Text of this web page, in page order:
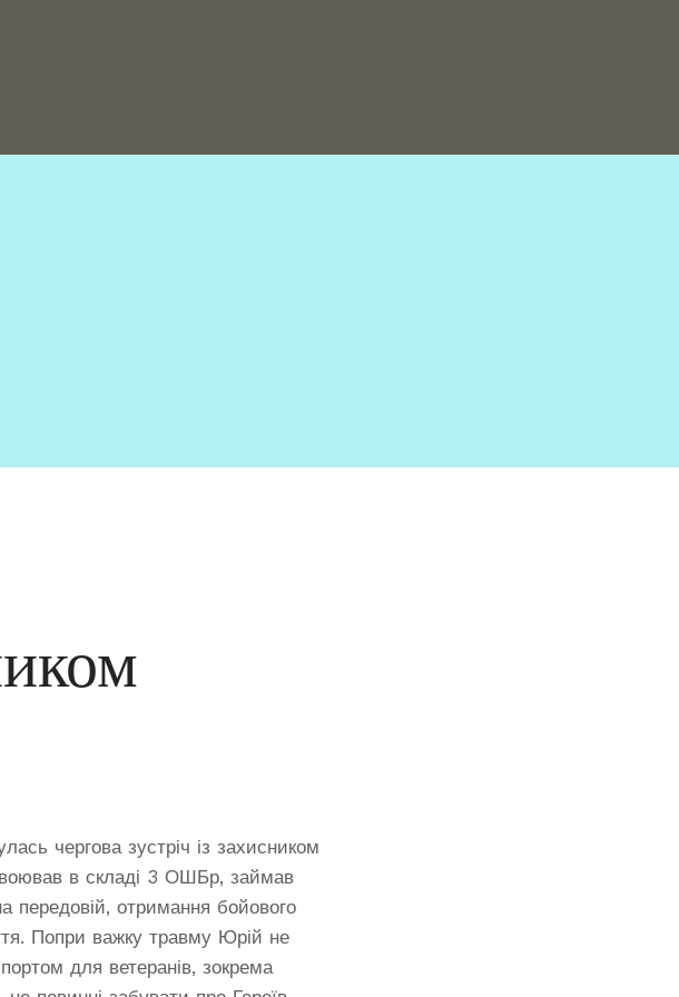
чергова зустріч із захисником
в складі 3 ОШБр, займав
передовій, отримання бойового
Попри важку травму Юрій не
для ветеранів, зокрема